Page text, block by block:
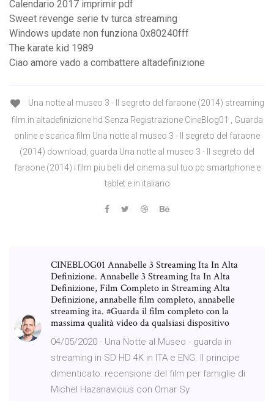
Calendario 2017 imprimir pdf
Sweet revenge serie tv turca streaming
Windows update non funziona 0x80240fff
The karate kid 1989
Ciao amore vado a combattere altadefinizione
Una notte al museo 3 - Il segreto del faraone (2014) streaming
film in altadefinizione hd Senza Registrazione CineBlog01 , Guarda
online e scarica film Una notte al museo 3 - Il segreto del faraone
(2014) download, guarda Una notte al museo 3 - Il segreto del
faraone (2014) i film piu belli del cinema sul tuo pc smartphone e
tablet e in italiano
CINEBLOG01 Annabelle 3 Streaming Ita In Alta
Definizione. Annabelle 3 Streaming Ita In Alta
Definizione, Film Completo in Streaming Alta
Definizione, annabelle film completo, annabelle
streaming ita. #Guarda il film completo con la
massima qualità video da qualsiasi dispositivo
04/05/2020 · Una Notte al Museo - guarda in
streaming in SD HD 4K in ITA e ENG. Il principe
dimenticato: recensione del film per famiglie di
Michel Hazanavicius con Omar Sy